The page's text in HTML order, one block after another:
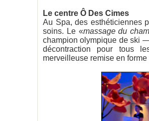
Le centre Ô Des Cimes
Au Spa, des esthéticiennes
soins. Le «massage du
champion olympique de ski
décontraction pour tous
merveilleuse remise en